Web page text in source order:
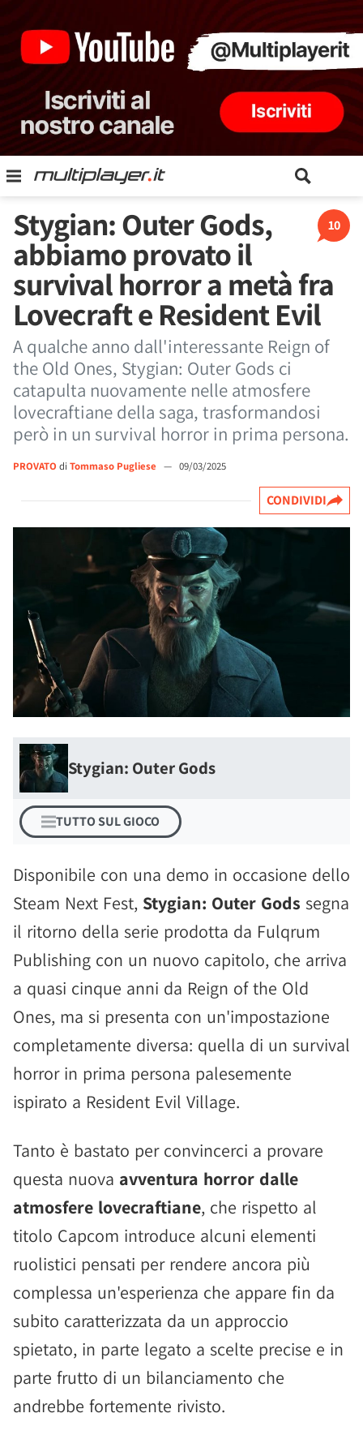
10
Stygian: Outer Gods,
abbiamo provato il
survival horror a metà fra
Lovecraft e Resident Evil
A qualche anno dall'interessante Reign of
the Old Ones, Stygian: Outer Gods ci
catapulta nuovamente nelle atmosfere
lovecraftiane della saga, trasformandosi
però in un survival horror in prima persona.
PROVATO di Tommaso Pugliese — 09/03/2025
CONDIVIDI
Stygian: Outer Gods
TUTTO SUL GIOCO
Disponibile con una demo in occasione dello
Steam Next Fest, Stygian: Outer Gods segna
il ritorno della serie prodotta da Fulqrum
Publishing con un nuovo capitolo, che arriva
a quasi cinque anni da Reign of the Old
Ones, ma si presenta con un'impostazione
completamente diversa: quella di un survival
horror in prima persona palesemente
ispirato a Resident Evil Village.
Tanto è bastato per convincerci a provare
questa nuova avventura horror dalle
atmosfere lovecraftiane, che rispetto al
titolo Capcom introduce alcuni elementi
ruolistici pensati per rendere ancora più
complessa un'esperienza che appare fin da
subito caratterizzata da un approccio
spietato, in parte legato a scelte precise e in
parte frutto di un bilanciamento che
andrebbe fortemente rivisto.